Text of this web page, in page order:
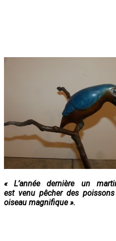
« L’année dernière un
est venu pêcher des
oiseau magnifique ».